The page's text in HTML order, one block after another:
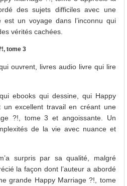
des sujets difficiles avec une
un voyage dans l’inconnu qui
vérités cachées.
tome 3
ouvrent, livres audio livre qui lire
ebooks qui dessine, qui Happy
excellent travail en créant une
?!, tome 3 et angoissante. Un
de la vie avec nuance et
surpris par sa qualité, malgré
la façon dont l’auteur a abordé
grande Happy Marriage ?!, tome